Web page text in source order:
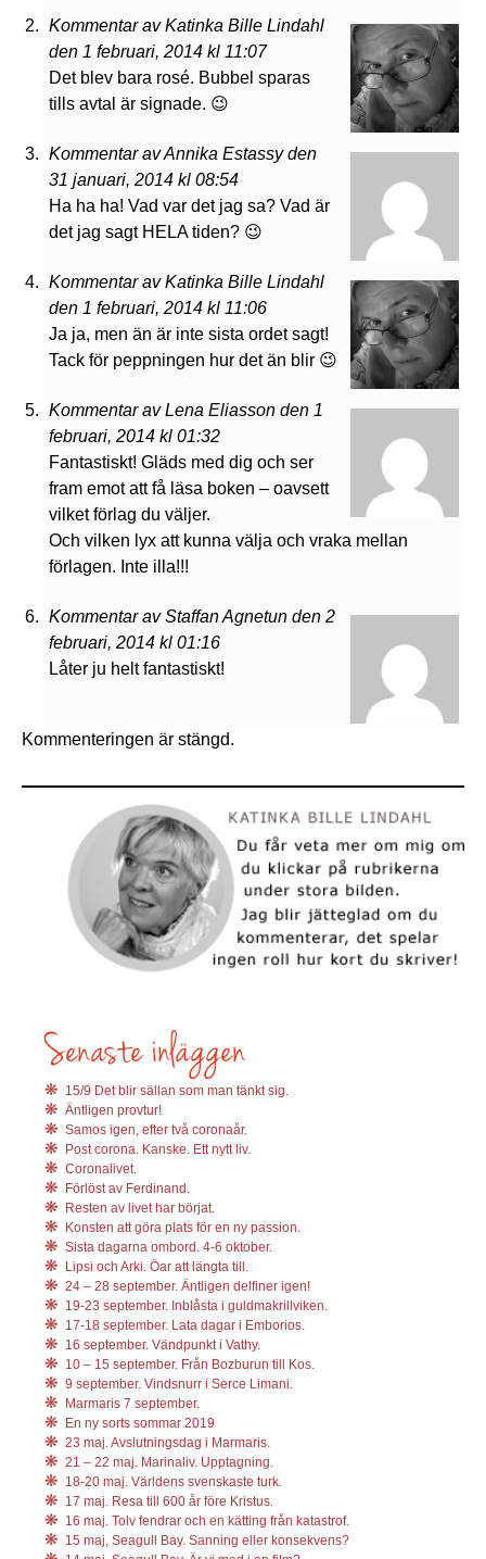
Kommentar av Katinka Bille Lindahl
den 1 februari, 2014 kl 11:07
Det blev bara rosé. Bubbel sparas
tills avtal är signade. 😉
Kommentar av Annika Estassy den
31 januari, 2014 kl 08:54
Ha ha ha! Vad var det jag sa? Vad är
det jag sagt HELA tiden? 😉
Kommentar av Katinka Bille Lindahl
den 1 februari, 2014 kl 11:06
Ja ja, men än är inte sista ordet sagt!
Tack för peppningen hur det än blir 😉
Kommentar av Lena Eliasson den 1
februari, 2014 kl 01:32
Fantastiskt! Gläds med dig och ser
fram emot att få läsa boken – oavsett
vilket förlag du väljer.
Och vilken lyx att kunna välja och vraka mellan
förlagen. Inte illa!!!
Kommentar av Staffan Agnetun den 2
februari, 2014 kl 01:16
Låter ju helt fantastiskt!
Kommenteringen är stängd.
15/9 Det blir sällan som man tänkt sig.
Äntligen provtur!
Samos igen, efter två coronaår.
Post corona. Kanske. Ett nytt liv.
Coronalivet.
Förlöst av Ferdinand.
Resten av livet har börjat.
Konsten att göra plats för en ny passion.
Sista dagarna ombord. 4-6 oktober.
Lipsi och Arki. Öar att längta till.
24 – 28 september. Äntligen delfiner igen!
19-23 september. Inblåsta i guldmakrillviken.
17-18 september. Lata dagar i Emborios.
16 september. Vändpunkt i Vathy.
10 – 15 september. Från Bozburun till Kos.
9 september. Vindsnurr i Serce Limani.
Marmaris 7 september.
En ny sorts sommar 2019
23 maj. Avslutningsdag i Marmaris.
21 – 22 maj. Marinaliv. Upptagning.
18-20 maj. Världens svenskaste turk.
17 maj. Resa till 600 år före Kristus.
16 maj. Tolv fendrar och en kätting från katastrof.
15 maj, Seagull Bay. Sanning eller konsekvens?